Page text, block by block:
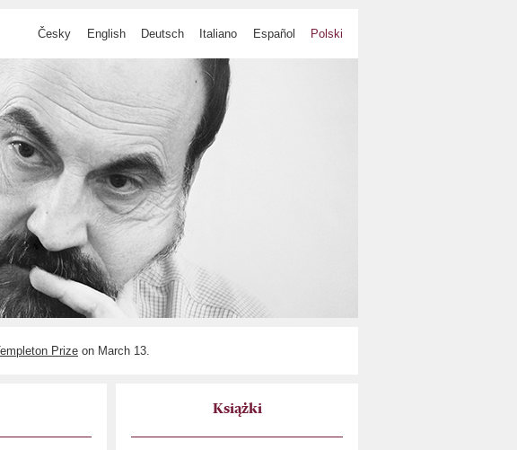
Česky English Deutsch Italiano Español Polski
Prize on March 13.
Książki